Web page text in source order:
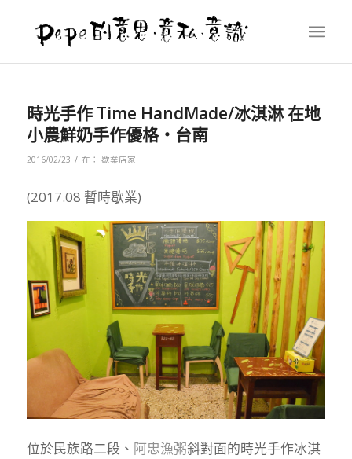
時光手作 Time HandMade/冰淇淋 在地
小農鮮奶手作優格‧台南
2016/02/23 / 在： 歇業店家
(2017.08 暫時歇業)
位於民族路二段、 阿忠漁粥斜對面的時光手作冰淇